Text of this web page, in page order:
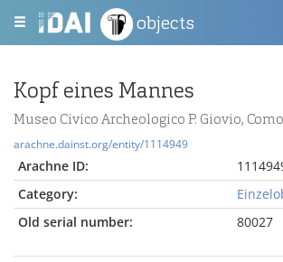
objects
Kopf eines Mannes
Museo Civico Archeologico P. Giovio, Como
arachne.dainst.org/entity/1114949
Arachne ID:
Category:
Old serial number:
80027